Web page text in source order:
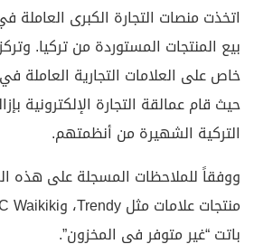
اتخذت منصات التجارة الكبرى العاملة
بيع المنتجات المستوردة من تركيا.
خاص على العلامات التجارية العاملة
حيث قام عمالقة التجارة الإلكترونية
التركية الشهيرة من أنظمتهم.
ووفقاً للملاحظات المسجلة على هذه
باتت “غير متوفر في المخزون”.